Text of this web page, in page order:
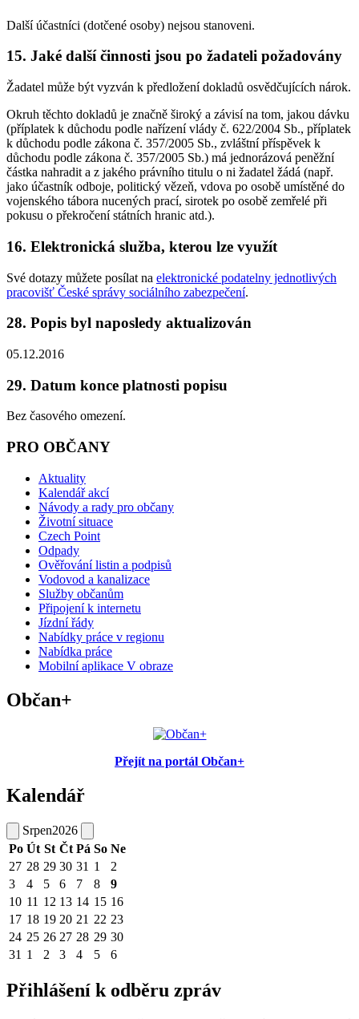
Další účastníci (dotčené osoby) nejsou stanoveni.
15. Jaké další činnosti jsou po žadateli požadovány
Žadatel může být vyzván k předložení dokladů osvědčujících nárok.
Okruh těchto dokladů je značně široký a závisí na tom, jakou dávku
(příplatek k důchodu podle nařízení vlády č. 622/2004 Sb., příplatek
k důchodu podle zákona č. 357/2005 Sb., zvláštní příspěvek k
důchodu podle zákona č. 357/2005 Sb.) má jednorázová peněžní
částka nahradit a z jakého právního titulu o ni žadatel žádá (např.
jako účastník odboje, politický vězeň, vdova po osobě umístěné do
vojenského tábora nucených prací, sirotek po osobě zemřelé při
pokusu o překročení státních hranic atd.).
16. Elektronická služba, kterou lze využít
Své dotazy můžete posílat na elektronické podatelny jednotlivých
pracovišť České správy sociálního zabezpečení.
28. Popis byl naposledy aktualizován
05.12.2016
29. Datum konce platnosti popisu
Bez časového omezení.
PRO OBČANY
Aktuality
Kalendář akcí
Návody a rady pro občany
Životní situace
Czech Point
Odpady
Ověřování listin a podpisů
Vodovod a kanalizace
Služby občanům
Připojení k internetu
Jízdní řády
Nabídky práce v regionu
Nabídka práce
Mobilní aplikace V obraze
Občan+
Přejít na portál Občan+
Kalendář
Srpen2026
Po Út St Čt Pá So Ne
27 28 29 30 31 1
2
3
4 5 6 7 8
9
10 11 12 13 14 15 16
17 18 19 20 21 22 23
24 25 26 27 28 29 30
31 1 2 3 4 5 6
Přihlášení k odběru zpráv